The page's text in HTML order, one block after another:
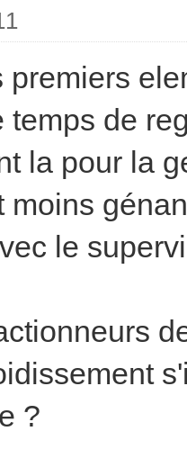
premiers
temps de
la pour la
moins
le
?